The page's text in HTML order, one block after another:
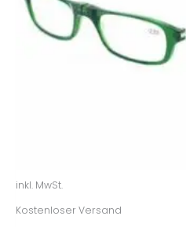
inkl. MwSt.
Kostenloser Versand